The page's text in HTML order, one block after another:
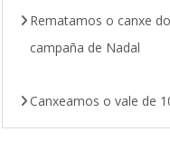
Rematamos o canxe
campaña de Nadal
Canxeamos o vale de